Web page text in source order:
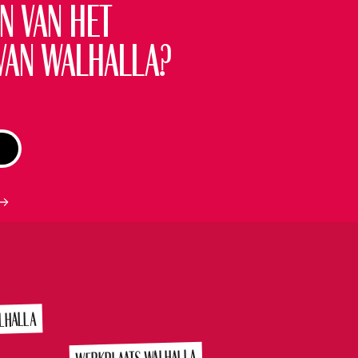
€450, 00
van het
Walhalla?